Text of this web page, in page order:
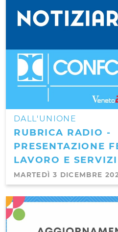
DALL'UNIONE
RUBRICA RADIO -
PRESENTAZIONE
LAVORO E SERVIZI
MARTEDÌ 3 DICEMBRE